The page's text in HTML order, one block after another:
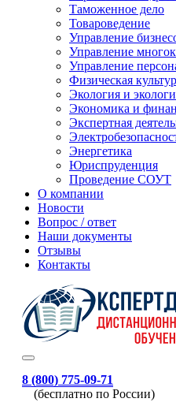
Таможенное дело
Товароведение
Управление
Управление
Управление
Физическая
Экология и
Экономика и
Экспертная
Энергетика
Юриспруденция
Проведение СОУТ
О компании
Новости
Вопрос / ответ
Наши документы
Отзывы
Контакты
8 (800) 775-09-71
(бесплатно по России)